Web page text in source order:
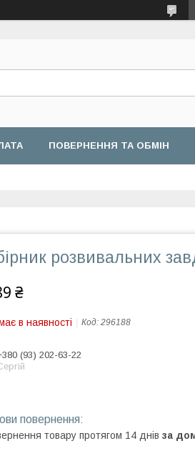
ПОВЕРНЕННЯ ТА ОБМІН
розвивальних
₴
в наявності Код: 296188
(93) 202-63-22
товару протягом 14 днів за